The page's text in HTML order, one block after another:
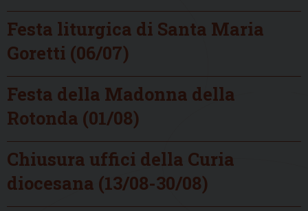
Festa liturgica di Santa Maria
Goretti (06/07)
Festa della Madonna della
Rotonda (01/08)
Chiusura uffici della Curia
diocesana (13/08-30/08)